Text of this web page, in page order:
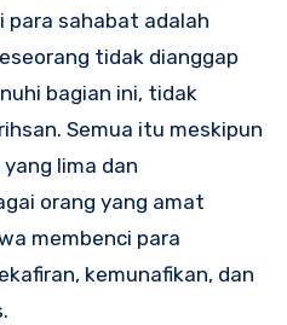
para sahabat adalah
tidak dianggap
bagian ini, tidak
Semua itu meskipun
lima dan
orang yang amat
membenci para
kemunafikan, dan